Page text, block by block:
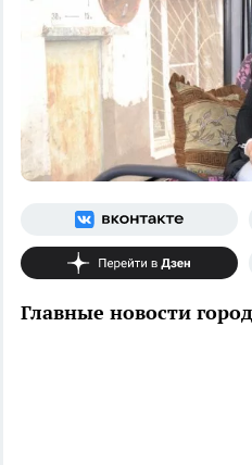
Главные новости